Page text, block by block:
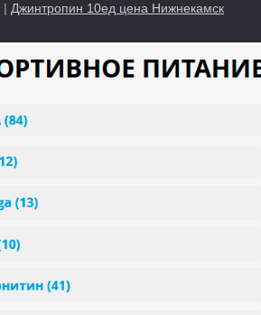
| Джинтропин 10ед цена Нижнекамск